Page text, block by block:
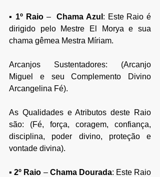
▪ 1º Raio –
  Chama Azul
: Este Raio é
dirigido pelo Mestre El Morya e sua
chama gêmea Mestra Míriam.
Arcanjos Sustentadores: (Arcanjo
Miguel e seu Complemento Divino
Arcangelina Fé).
As Qualidades e Atributos deste Raio
são: (Fé, força, coragem, confiança,
disciplina, poder divino, proteção e
vontade divina).
▪ 2º Raio – Chama Dourada: Este Raio